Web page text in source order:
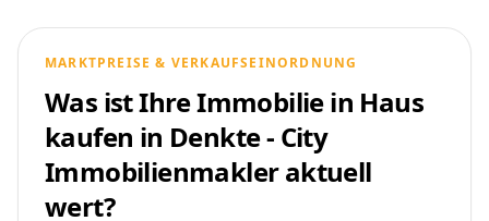
MARKTPREISE & VERKAUFSEINORDNUNG
Was ist Ihre Immobilie in Haus
kaufen in Denkte - City
Immobilienmakler aktuell
wert?